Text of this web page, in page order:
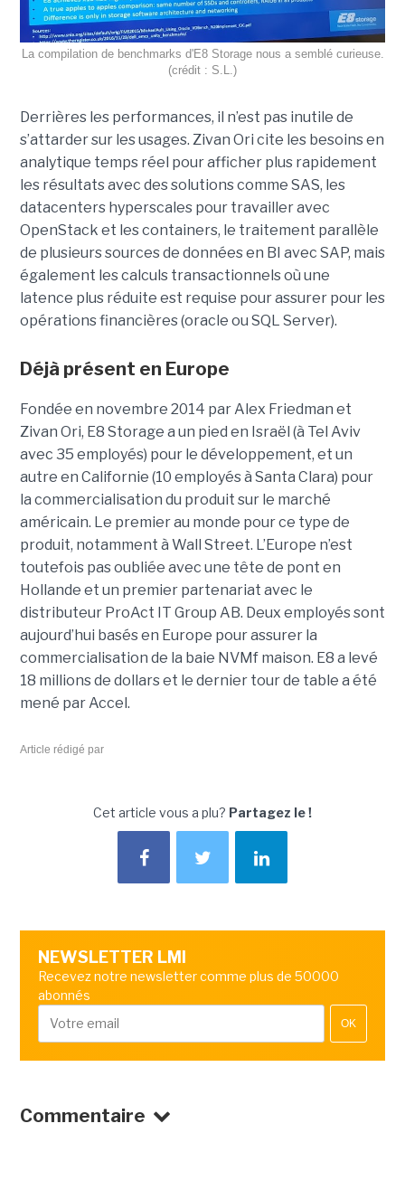
La compilation de benchmarks d'E8 Storage nous a semblé curieuse.
(crédit : S.L.)
Derrières les performances, il n’est pas inutile de
s’attarder sur les usages. Zivan Ori cite les besoins en
analytique temps réel pour afficher plus rapidement
les résultats avec des solutions comme SAS, les
datacenters hyperscales pour travailler avec
OpenStack et les containers, le traitement parallèle
de plusieurs sources de données en BI avec SAP, mais
également les calculs transactionnels où une
latence plus réduite est requise pour assurer pour les
opérations financières (oracle ou SQL Server).
Déjà présent en Europe
Fondée en novembre 2014 par Alex Friedman et
Zivan Ori, E8 Storage a un pied en Israël (à Tel Aviv
avec 35 employés) pour le développement, et un
autre en Californie (10 employés à Santa Clara) pour
la commercialisation du produit sur le marché
américain. Le premier au monde pour ce type de
produit, notamment à Wall Street. L’Europe n’est
toutefois pas oubliée avec une tête de pont en
Hollande et un premier partenariat avec le
distributeur ProAct IT Group AB. Deux employés sont
aujourd’hui basés en Europe pour assurer la
commercialisation de la baie NVMf maison. E8 a levé
18 millions de dollars et le dernier tour de table a été
mené par Accel.
Article rédigé par
Cet article vous a plu? Partagez le !
NEWSLETTER LMI
Recevez notre newsletter comme plus de 50000
abonnés
OK
Commentaire